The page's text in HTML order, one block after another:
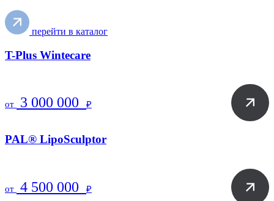
перейти в каталог
T-Plus Wintecare
от 3 000 000 ₽
PAL® LipoSculptor
от 4 500 000 ₽